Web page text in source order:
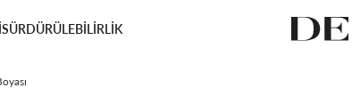
SÜRDÜRÜLEBİLİRLİK